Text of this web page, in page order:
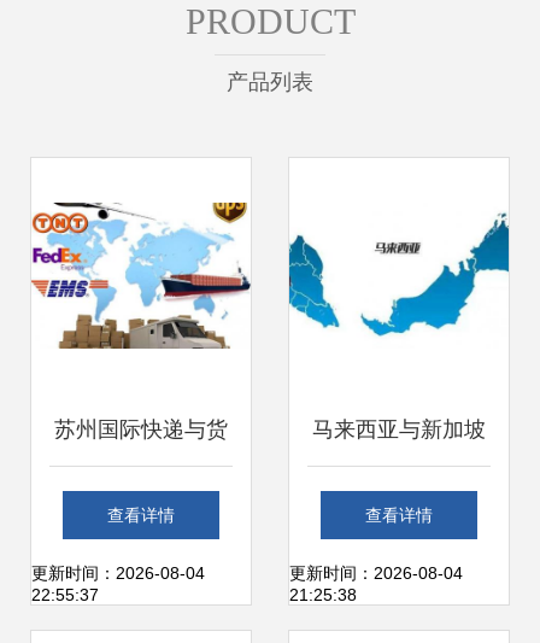
PRODUCT
产品列表
苏州国际快递与货
运代理全面解析 如
何选择靠谱的物流
查看详情
更新时间：2026-08-04
22:55:37
马来西亚与新加坡
国际货运代理 东盟
物流的枢纽与策略
查看详情
更新时间：2026-08-04
21:25:38